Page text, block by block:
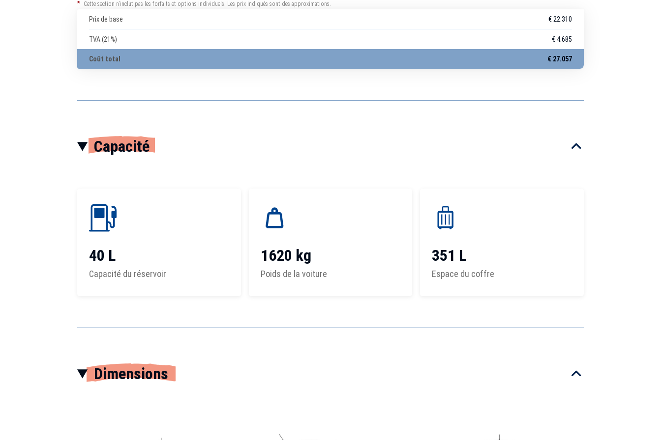
* Cette section n’inclut pas les forfaits et options individuels. Les prix indiqués sont des approximations.
Prix de base € 22.310
TVA (21%) € 4.685
Coût total € 27.057
Capacité
40 L
Capacité du réservoir
1620 kg
Poids de la voiture
351 L
Espace du coffre
Dimensions